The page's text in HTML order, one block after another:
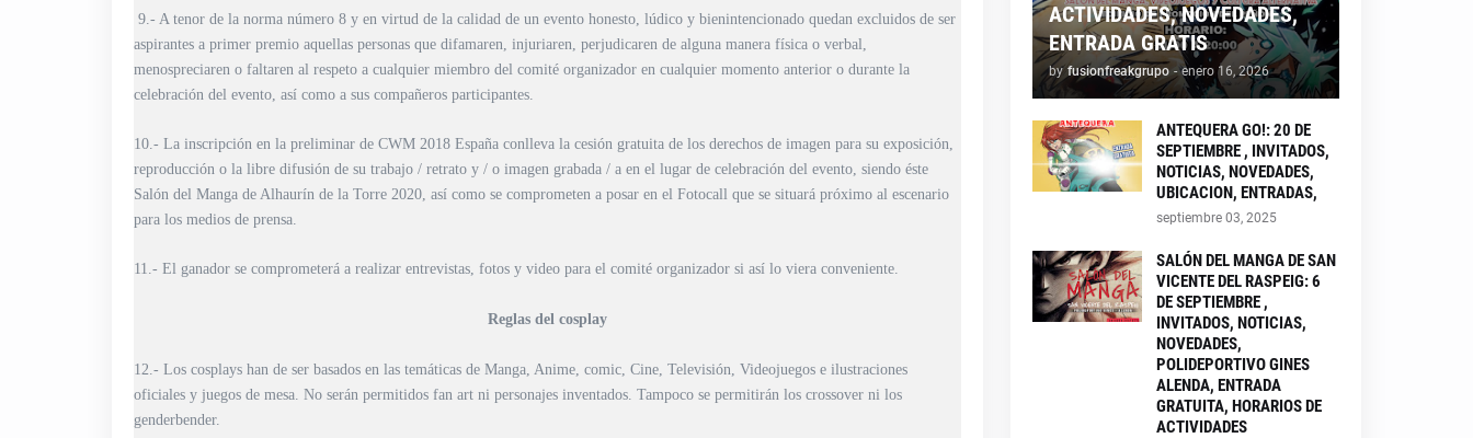
9.- A tenor de la norma número 8 y en virtud de la calidad de un evento honesto, lúdico y bienintencionado quedan excluidos de ser
aspirantes a primer premio aquellas personas que difamaren, injuriaren, perjudicaren de alguna manera física o verbal,
menospreciaren o faltaren al respeto a cualquier miembro del comité organizador en cualquier momento anterior o durante la
celebración del evento, así como a sus compañeros participantes.
10.- La inscripción en la preliminar de CWM 2018 España conlleva la cesión gratuita de los derechos de imagen para su exposición,
reproducción o la libre difusión de su trabajo / retrato y / o imagen grabada / a en el lugar de celebración del evento, siendo éste
Salón del Manga de Alhaurín de la Torre 2020, así como se comprometen a posar en el Fotocall que se situará próximo al escenario
para los medios de prensa.
11.- El ganador se comprometerá a realizar entrevistas, fotos y video para el comité organizador si así lo viera conveniente.
Reglas del cosplay
12.- Los cosplays han de ser basados en las temáticas de Manga, Anime, comic, Cine, Televisión, Videojuegos e ilustraciones
oficiales y juegos de mesa. No serán permitidos fan art ni personajes inventados. Tampoco se permitirán los crossover ni los
genderbender.
ACTIVIDADES, NOVEDADES,
ENTRADA GRATIS
by fusionfreakgrupo - enero 16, 2026
ANTEQUERA GO!: 20 DE
SEPTIEMBRE , INVITADOS,
NOTICIAS, NOVEDADES,
UBICACION, ENTRADAS,
septiembre 03, 2025
SALÓN DEL MANGA DE SAN
VICENTE DEL RASPEIG: 6
DE SEPTIEMBRE ,
INVITADOS, NOTICIAS,
NOVEDADES,
POLIDEPORTIVO GINES
ALENDA, ENTRADA
GRATUITA, HORARIOS DE
ACTIVIDADES